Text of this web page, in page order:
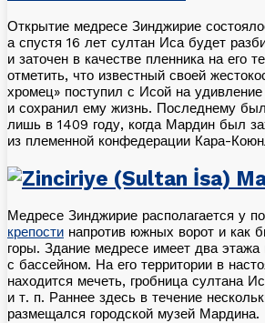
Открытие медресе Зинджирие
а спустя 16 лет султан Иса будет
и заточен в качестве пленника на его
отметить, что известный своей
хромец» поступил с Исой на
и сохранил ему жизнь. Последнему
лишь в 1409 году, когда Мардин был
из племенной конфедерации Кара-
Медресе Зинджирие располагается у
крепости напротив южных ворот и как
горы. Здание медресе имеет два этажа
с бассейном. На его территории в
находится мечеть, гробница султана
и т. п. Раннее здесь в течение
размещался городской музей Мардина.